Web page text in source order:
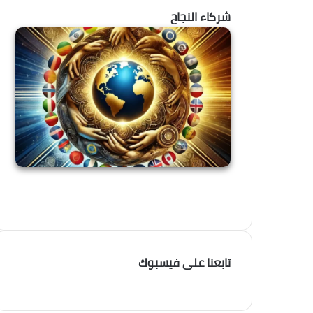
شركاء النجاح
تابعنا على فيسبوك